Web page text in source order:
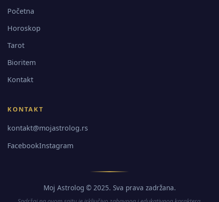
Početna
Horoskop
Tarot
Bioritem
Kontakt
KONTAKT
kontakt@mojastrolog.rs
FacebookInstagram
Moj Astrolog © 2025. Sva prava zadržana.